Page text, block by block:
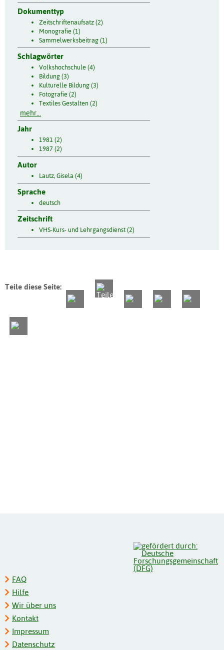
Dokumenttyp
Zeitschriftenaufsatz (2)
Monografie (1)
Sammelwerksbeitrag (1)
Schlagwörter
Volkshochschule (4)
Bildung (3)
Kulturelle Bildung (3)
Fotografie (2)
Textiles Gestalten (2)
mehr...
Jahr
1981 (2)
1987 (2)
Autor
Lautz, Gisela (4)
Sprache
deutsch
Zeitschrift
VHS-Kurs- und Lehrgangsdienst (2)
Teile diese Seite:
FAQ
Hilfe
Wir über uns
Kontakt
Impressum
Datenschutz